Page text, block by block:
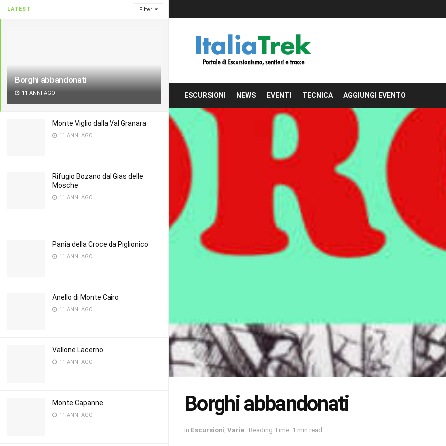
LATEST Filter
Borghi abbandonati
11 ANNI AGO
Monte Viglio dalla Val Granara
11 ANNI AGO
Rifugio Bozano dal Gias delle
Mosche
11 ANNI AGO
Pania della Croce da Piglionico
11 ANNI AGO
Anello di Monte Cairo
11 ANNI AGO
Vallone Lacerno
11 ANNI AGO
Monte Capanne
11 ANNI AGO
ESCURSIONI NEWS EVENTI TECNICA AGGIUNGI EVENTO
Borghi abbandonati
in Escursioni Varie Reading Time: 1 min read